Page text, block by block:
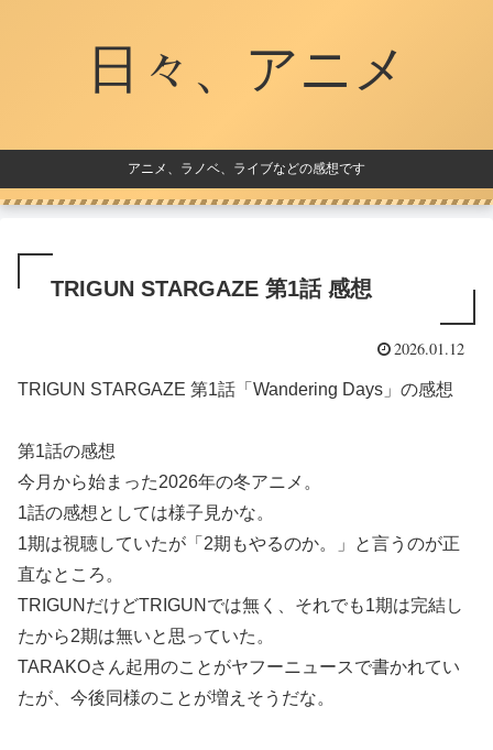
日々、アニメ
アニメ、ラノベ、ライブなどの感想です
TRIGUN STARGAZE 第1話 感想
2026.01.12
TRIGUN STARGAZE 第1話「Wandering Days」の感想
第1話の感想
今月から始まった2026年の冬アニメ。
1話の感想としては様子見かな。
1期は視聴していたが「2期もやるのか。」と言うのが正
直なところ。
TRIGUNだけどTRIGUNでは無く、それでも1期は完結し
たから2期は無いと思っていた。
TARAKOさん起用のことがヤフーニュースで書かれてい
たが、今後同様のことが増えそうだな。